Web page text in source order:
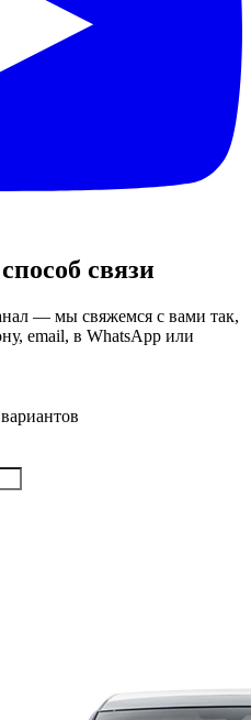
связи
— мы свяжемся с вами так,
email, в WhatsApp или